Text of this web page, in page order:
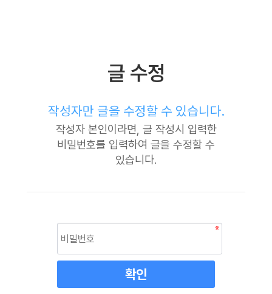
글 수정
작성자만 글을 수정할 수 있습니다.
작성자 본인이라면, 글 작성시 입력한
비밀번호를 입력하여 글을 수정할 수
있습니다.